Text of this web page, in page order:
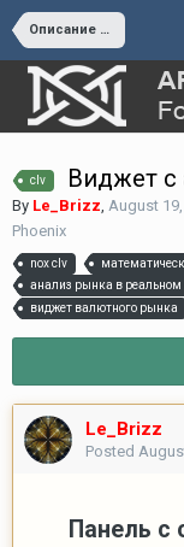
Описание торговой системы NOX Phoenix
clv Виджет с
By Le_Brizz, August
Phoenix
nox clv
анализ рынка в реальном
виджет валютного рынка
Le_Brizz
Posted
Панель с